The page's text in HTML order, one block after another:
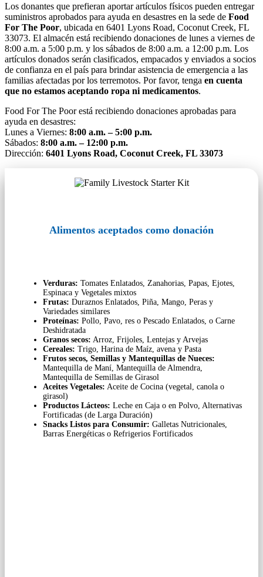
Los donantes que prefieran aportar artículos físicos pueden entregar
suministros aprobados para ayuda en desastres en la sede de Food
For The Poor, ubicada en 6401 Lyons Road, Coconut Creek, FL
33073. El almacén está recibiendo donaciones de lunes a viernes de
8:00 a.m. a 5:00 p.m. y los sábados de 8:00 a.m. a 12:00 p.m. Los
artículos donados serán clasificados, empacados y enviados a socios
de confianza en el país para brindar asistencia de emergencia a las
familias afectadas por los terremotos. Por favor, tenga en cuenta
que no estamos aceptando ropa ni medicamentos.
Food For The Poor está recibiendo donaciones aprobadas para
ayuda en desastres:
Lunes a Viernes: 8:00 a.m. – 5:00 p.m.
Sábados: 8:00 a.m. – 12:00 p.m.
Dirección: 6401 Lyons Road, Coconut Creek, FL 33073
Alimentos aceptados como donación
Verduras: Tomates Enlatados, Zanahorias, Papas, Ejotes,
Espinaca y Vegetales mixtos
Frutas: Duraznos Enlatados, Piña, Mango, Peras y
Variedades similares
Proteínas: Pollo, Pavo, res o Pescado Enlatados, o Carne
Deshidratada
Granos secos: Arroz, Frijoles, Lentejas y Arvejas
Cereales: Trigo, Harina de Maíz, avena y Pasta
Frutos secos, Semillas y Mantequillas de Nueces:
Mantequilla de Maní, Mantequilla de Almendra,
Mantequilla de Semillas de Girasol
Aceites Vegetales: Aceite de Cocina (vegetal, canola o
girasol)
Productos Lácteos: Leche en Caja o en Polvo, Alternativas
Fortificadas (de Larga Duración)
Snacks Listos para Consumir: Galletas Nutricionales,
Barras Energéticas o Refrigerios Fortificados